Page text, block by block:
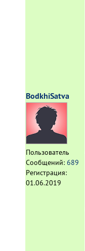
BodkhiSatva
Пользователь
Сообщений: 689
Регистрация:
01.06.2019